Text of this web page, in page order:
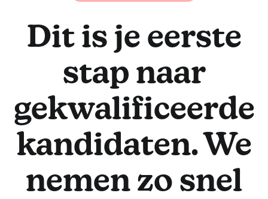
Dit is je eerste
stap naar
gekwalificeerde
kandidaten. We
nemen zo snel